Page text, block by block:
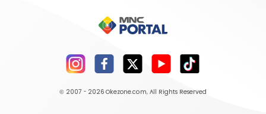
© 2007 - 2026 Okezone.com, All Rights Reserved